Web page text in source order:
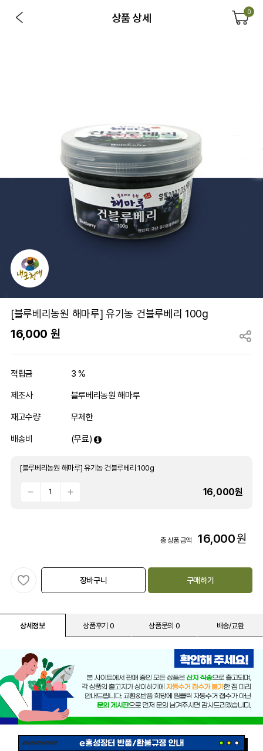
상품 상세 0
[블루베리농원 해마루] 유기농 건블루베리 100g
16,000 원
적립금 3 %
제조사 블루베리농원 해마루
재고수량 무제한
배송비 (무료)
[블루베리농원 해마루] 유기농 건블루베리 100g
16,000원
총 상품 금액 16,000원
장바구니 구매하기
상세정보 상품후기 0 상품문의 0 배송/교환